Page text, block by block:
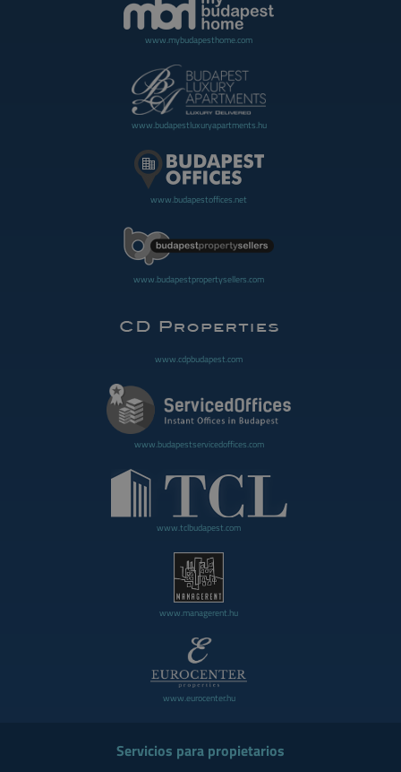
www.mybudapesthome.com
www.budapestluxuryapartments.hu
www.budapestoffices.net
www.budapestpropertysellers.com
www.cdpbudapest.com
www.budapestservicedoffices.com
www.tclbudapest.com
www.managerent.hu
www.eurocenter.hu
Servicios para propietarios